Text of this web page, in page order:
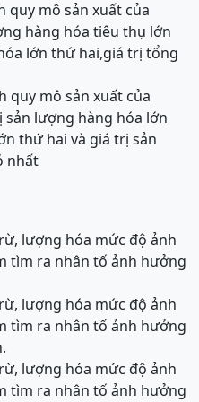
quy mô sản xuất của
hàng hóa tiêu thụ lớn
lớn thứ hai,giá trị tổng
quy mô sản xuất của
lượng hàng hóa lớn
thứ hai và giá trị sản
nhất
lượng hóa mức độ ảnh
tìm ra nhân tố ảnh hưởng
lượng hóa mức độ ảnh
tìm ra nhân tố ảnh hưởng
lượng hóa mức độ ảnh
tìm ra nhân tố ảnh hưởng